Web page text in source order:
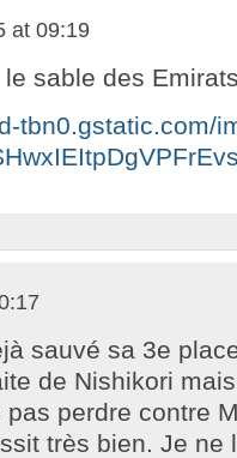
at 09:19
le sable des
tbn0.gstatic.com/
sauvé sa 3e
de Nishikori
perdre contre
très bien. Je ne